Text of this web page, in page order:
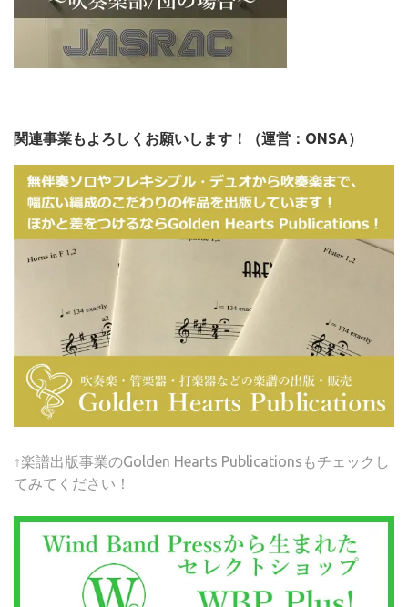
関連事業もよろしくお願いします！（運営：ONSA）
↑楽譜出版事業のGolden Hearts Publicationsもチェックし
てみてください！